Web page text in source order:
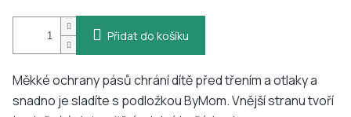
Přidat do košíku
Měkké ochrany pásů chrání dítě před třením a otlaky a
snadno je sladíte s podložkou ByMom. Vnější stranu tvoří